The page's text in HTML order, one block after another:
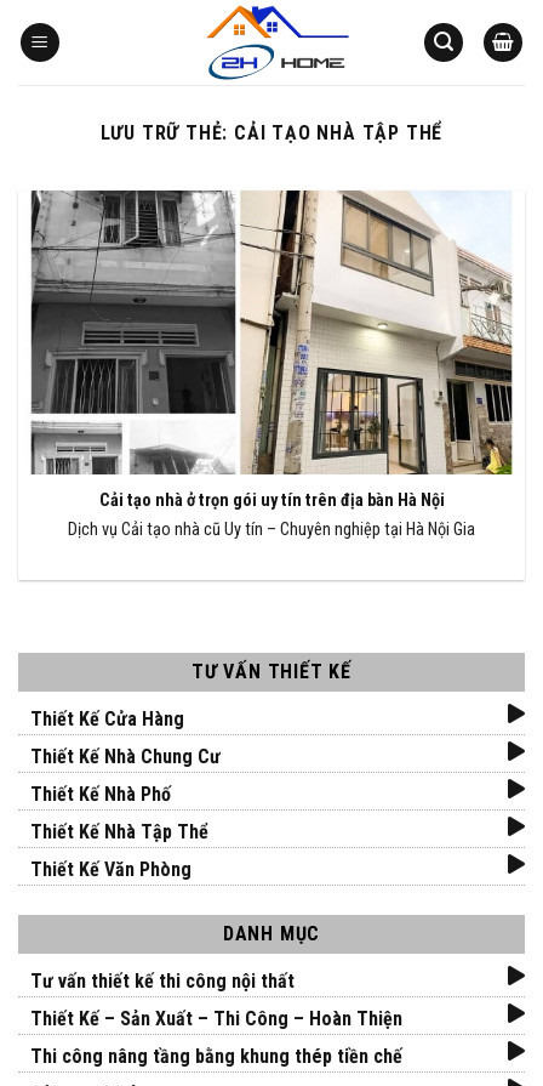
qua
LƯU TRỮ THẺ: CẢI TẠO NHÀ TẬP THỂ
TƯ VẤN THIẾT KẾ
Thiết Kế Cửa Hàng
Thiết Kế Nhà Chung Cư
Thiết Kế Nhà Phố
Thiết Kế Nhà Tập Thể
Thiết Kế Văn Phòng
DANH MỤC
Tư vấn thiết kế thi công nội thất
Thiết Kế – Sản Xuất – Thi Công – Hoàn Thiện
Thi công nâng tầng bằng khung thép tiền chế
Cải tạo nhà ở trọn gói uy tín trên địa bàn Hà Nội
Dịch vụ Cải tạo nhà cũ Uy tín – Chuyên nghiệp tại Hà Nội Gia